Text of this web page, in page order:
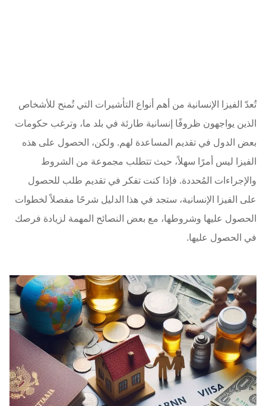
تُعدّ الفيزا الإنسانية من أهم أنواع التأشيرات التي تُمنح للأشخاص
الذين يواجهون ظروفًا إنسانية طارئة في بلد ما، وترغب حكومات
بعض الدول في تقديم المساعدة لهم. ولكن، الحصول على هذه
الفيزا ليس أمرًا سهلاً، حيث تتطلب مجموعة من الشروط
والإجراءات المُحددة. فإذا كنت تفكر في تقديم طلب للحصول
على الفيزا الإنسانية، ستجد في هذا الدليل شرحًا مفصلاً لخطوات
الحصول عليها وشروطها، مع بعض النصائح المهمة لزيادة فرصك
في الحصول عليها.